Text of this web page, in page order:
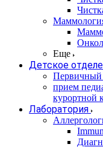
Еще
Детское
Первичный
прием
курортной
Лаборатория